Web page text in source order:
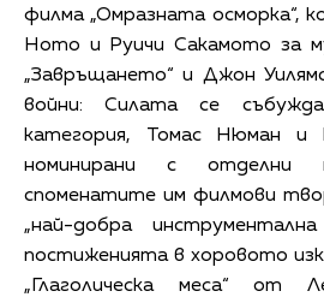
филма „Омразната осморка“,
Ното и Руичи Сакамото за
„Завръщането“ и Джон
войни: Силата се
категория, Томас Нюман и
номинирани с
споменатите им филмови
„най-добра
постиженията в хоровото
„Глаголическа меса“ от